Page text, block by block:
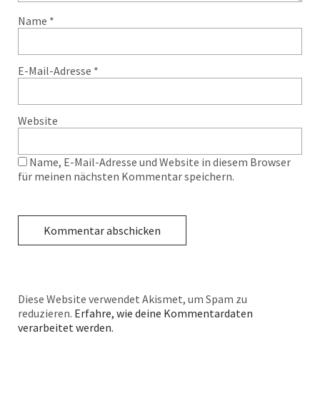
Name *
E-Mail-Adresse *
Website
Name, E-Mail-Adresse und Website in diesem Browser
für meinen nächsten Kommentar speichern.
Diese Website verwendet Akismet, um Spam zu
reduzieren. Erfahre, wie deine Kommentardaten
verarbeitet werden.